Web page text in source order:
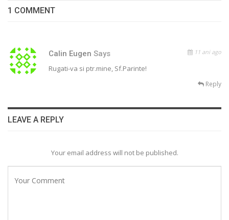
1 COMMENT
Calin Eugen Says 11 ani ago
Rugati-va si ptr.mine, Sf.Parinte!
Reply
LEAVE A REPLY
Your email address will not be published.